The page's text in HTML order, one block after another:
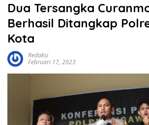
Dua Tersangka
Berhasil Ditangkap
Kota
Redaksi
Februari 17, 2023